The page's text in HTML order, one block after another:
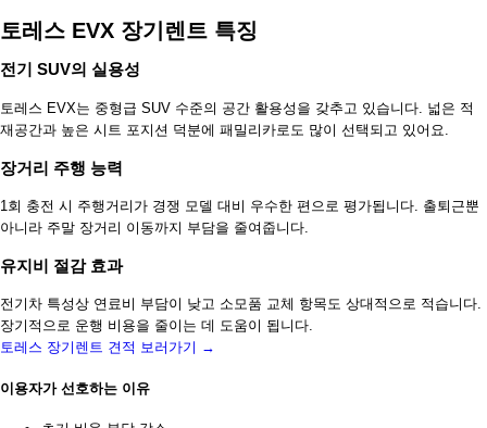
토레스 EVX 장기렌트 특징
전기 SUV의 실용성
토레스 EVX는 중형급 SUV 수준의 공간 활용성을 갖추고 있습니다. 넓은 적
재공간과 높은 시트 포지션 덕분에 패밀리카로도 많이 선택되고 있어요.
장거리 주행 능력
1회 충전 시 주행거리가 경쟁 모델 대비 우수한 편으로 평가됩니다. 출퇴근뿐
아니라 주말 장거리 이동까지 부담을 줄여줍니다.
유지비 절감 효과
전기차 특성상 연료비 부담이 낮고 소모품 교체 항목도 상대적으로 적습니다.
장기적으로 운행 비용을 줄이는 데 도움이 됩니다.
토레스 장기렌트 견적 보러가기 →
이용자가 선호하는 이유